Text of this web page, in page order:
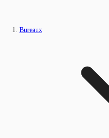
Bureaux